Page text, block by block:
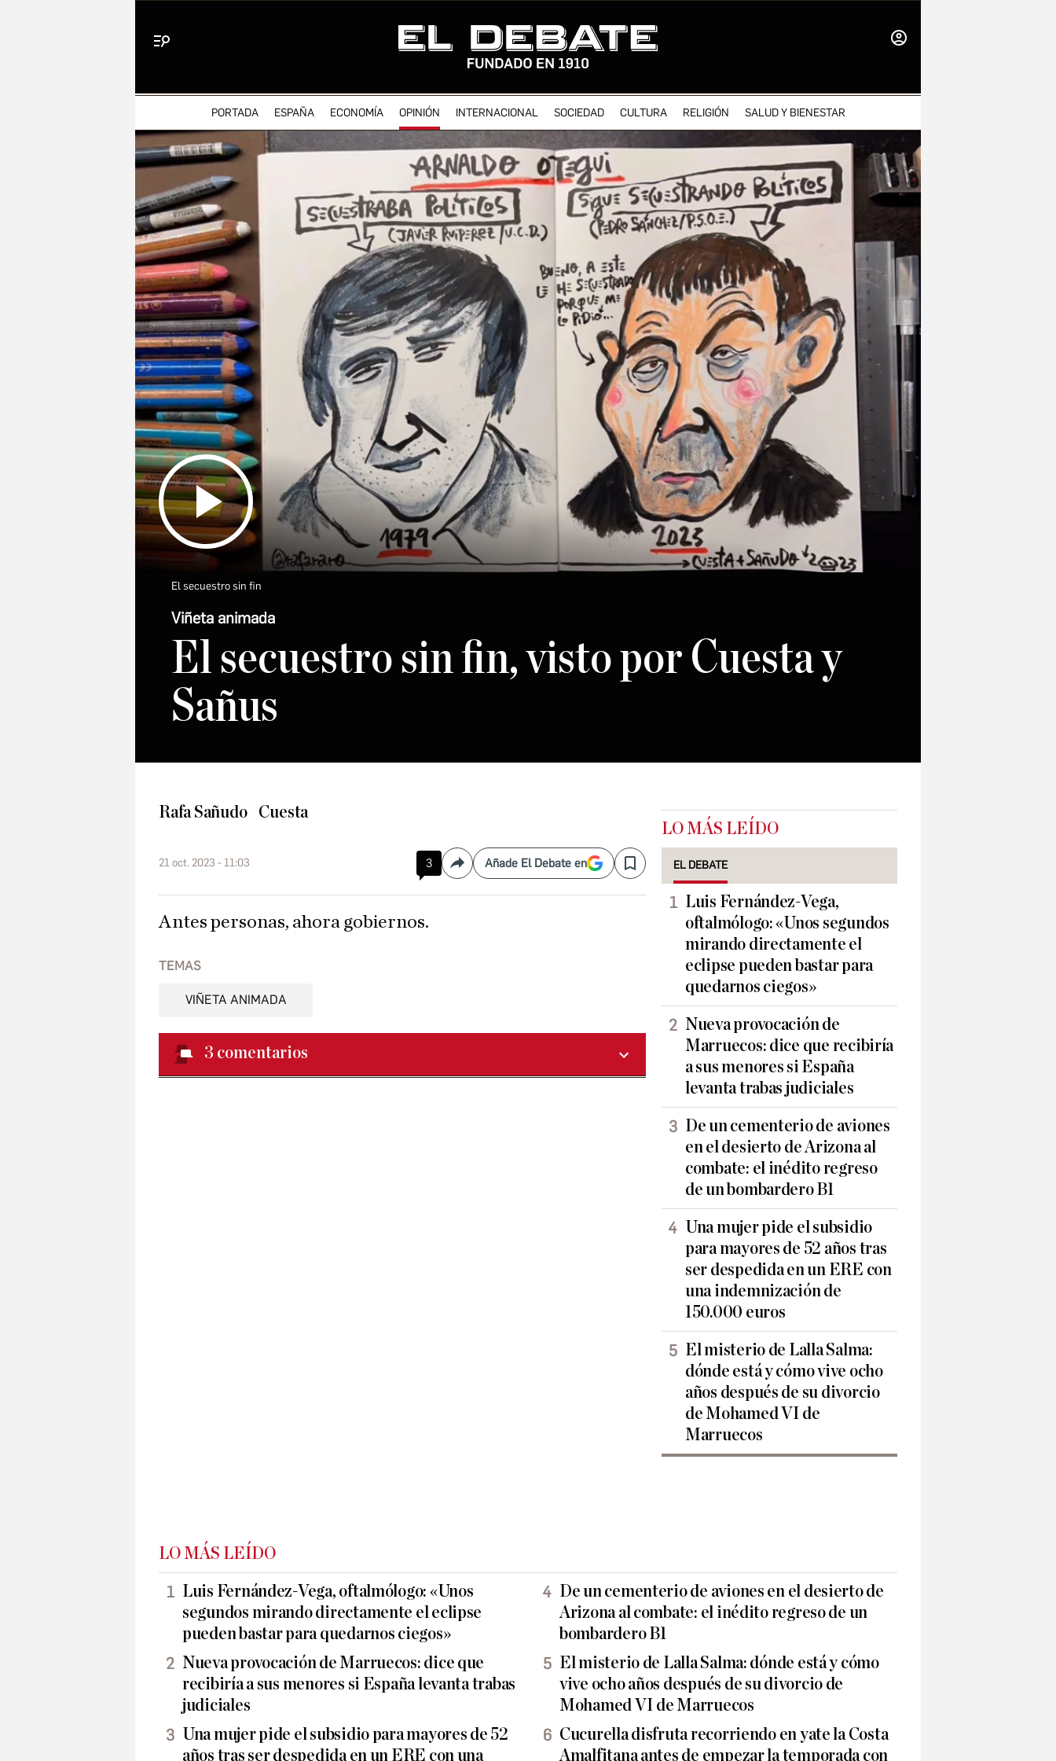
PORTADA ESPAÑA ECONOMÍA OPINIÓN INTERNACIONAL SOCIEDAD CULTURA RELIGIÓN SALUD Y BIENESTAR
El secuestro sin fin
Viñeta animada
El secuestro sin fin, visto por Cuesta y
Sañus
Rafa Sañudo Cuesta
21 oct. 2023 - 11:03 3 CompartirAñade El Debate en Save
Antes personas, ahora gobiernos.
TEMAS
VIÑETA ANIMADA
3 comentarios
LO MÁS LEÍDO
EL DEBATE
Luis Fernández-Vega,
oftalmólogo: «Unos segundos
mirando directamente el
eclipse pueden bastar para
quedarnos ciegos»
Nueva provocación de
Marruecos: dice que recibiría
a sus menores si España
levanta trabas judiciales
De un cementerio de aviones
en el desierto de Arizona al
combate: el inédito regreso
de un bombardero B1
Una mujer pide el subsidio
para mayores de 52 años tras
ser despedida en un ERE con
una indemnización de
150.000 euros
El misterio de Lalla Salma:
dónde está y cómo vive ocho
años después de su divorcio
de Mohamed VI de
Marruecos
LO MÁS LEÍDO
Luis Fernández-Vega, oftalmólogo: «Unos
segundos mirando directamente el eclipse
pueden bastar para quedarnos ciegos»
Nueva provocación de Marruecos: dice que
recibiría a sus menores si España levanta trabas
judiciales
Una mujer pide el subsidio para mayores de 52
años tras ser despedida en un ERE con una
De un cementerio de aviones en el desierto de
Arizona al combate: el inédito regreso de un
bombardero B1
El misterio de Lalla Salma: dónde está y cómo
vive ocho años después de su divorcio de
Mohamed VI de Marruecos
Cucurella disfruta recorriendo en yate la Costa
Amalfitana antes de empezar la temporada con